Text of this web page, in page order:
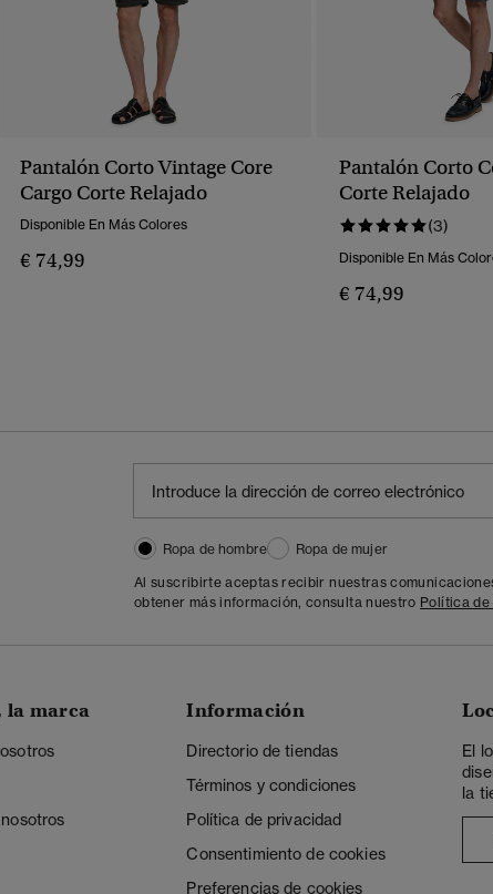
Pantalón Corto Vintage Core
Cargo Corte Relajado
Disponible En Más Colores
€ 74,99
Pantalón Corto
Corte Relajado
(3)
Disponible En Más
€ 74,99
Ropa de hombre
Ropa de mujer
Al suscribirte aceptas recibir nuestras
obtener más información, consulta nuestro Política
la marca Información
Directorio de tiendas
Términos y condiciones
Política de privacidad
Consentimiento de cookies
Preferencias de cookies
El
la